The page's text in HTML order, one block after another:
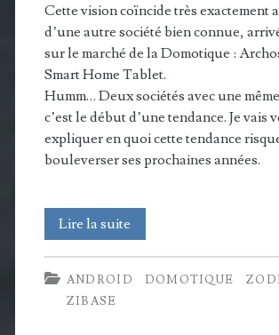
Cette vision coïncide très exactement
d’une autre société bien connue,
sur le marché de la Domotique :
Smart Home Tablet.
Humm… Deux sociétés avec une
c’est le début d’une tendance. Je vais
expliquer en quoi cette tendance
bouleverser ses prochaines années.
Lire la suite
&
Zodianet
ANDROID DOMOTIQUE
ZIBASE